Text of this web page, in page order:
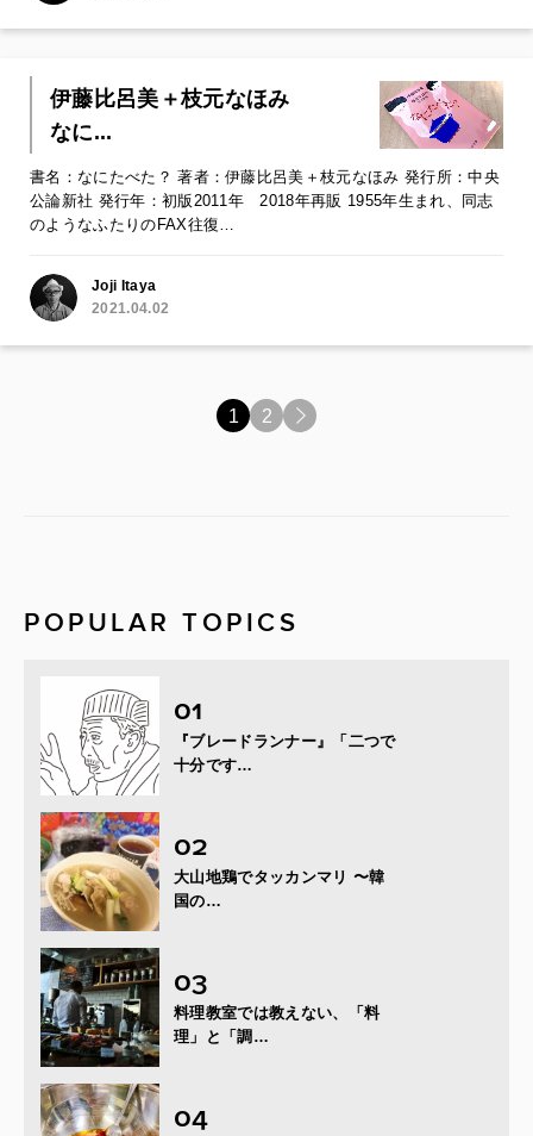
伊藤比呂美＋枝元なほみ
なに...
書名：なにたべた？ 著者：伊藤比呂美＋枝元なほみ 発行所：中央
公論新社 発行年：初版2011年 2018年再販 1955年生まれ、同志
のようなふたりのFAX往復…
Joji Itaya
2021.04.02
1 2 >
POPULAR TOPICS
『ブレードランナー』「二つで
十分です…
大山地鶏でタッカンマリ 〜韓
国の…
料理教室では教えない、「料
理」と「調…